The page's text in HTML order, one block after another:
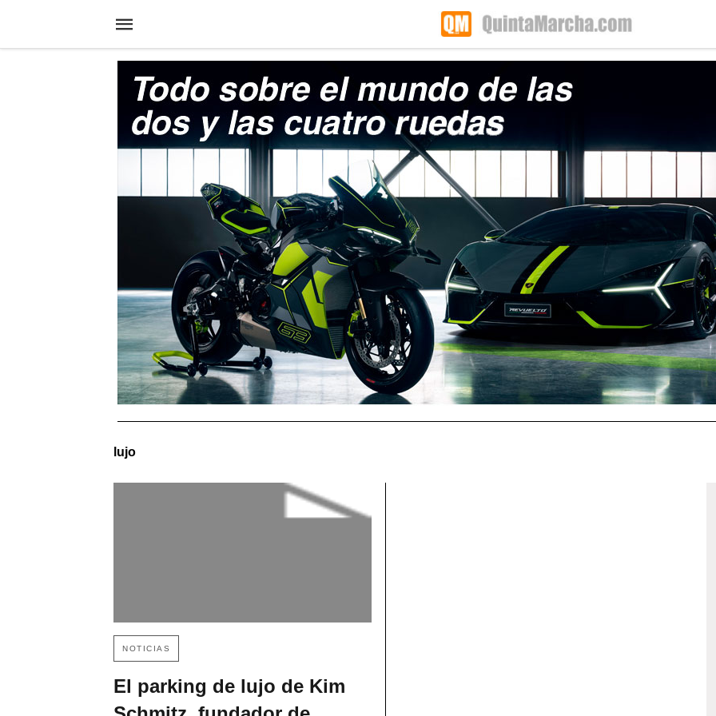
lujo
NOTICIAS
El parking de lujo de Kim